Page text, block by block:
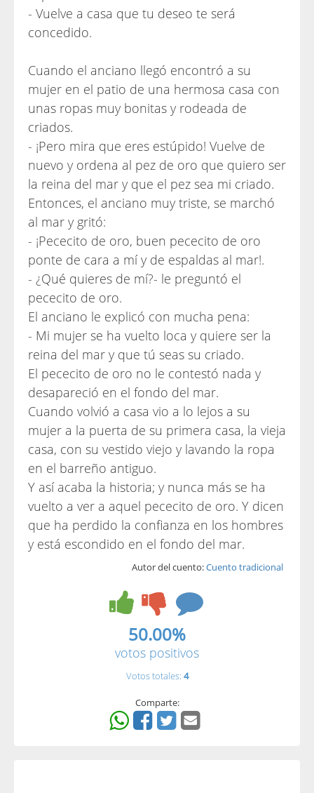
- Vuelve a casa que tu deseo te será
concedido.
Cuando el anciano llegó encontró a su
mujer en el patio de una hermosa casa con
unas ropas muy bonitas y rodeada de
criados.
- ¡Pero mira que eres estúpido! Vuelve de
nuevo y ordena al pez de oro que quiero ser
la reina del mar y que el pez sea mi criado.
Entonces, el anciano muy triste, se marchó
al mar y gritó:
- ¡Pececito de oro, buen pececito de oro
ponte de cara a mí y de espaldas al mar!.
- ¿Qué quieres de mí?- le preguntó el
pececito de oro.
El anciano le explicó con mucha pena:
- Mi mujer se ha vuelto loca y quiere ser la
reina del mar y que tú seas su criado.
El pececito de oro no le contestó nada y
desapareció en el fondo del mar.
Cuando volvió a casa vio a lo lejos a su
mujer a la puerta de su primera casa, la vieja
casa, con su vestido viejo y lavando la ropa
en el barreño antiguo.
Y así acaba la historia; y nunca más se ha
vuelto a ver a aquel pececito de oro. Y dicen
que ha perdido la confianza en los hombres
y está escondido en el fondo del mar.
Autor del cuento:Cuento tradicional
50.00%
votos positivos
Votos totales: 4
Comparte: